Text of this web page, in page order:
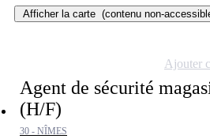
Afficher la carte (contenu non-
Agent de sécurité
(H/F)
30 - NÎMES
Ajouter